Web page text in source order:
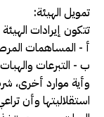
تمويل الهيئة:
تتكون إيرادات
أ -­ المساهمات
ب -­ التبرعات
وأية موارد أخرى،
استقلاليتها وأن